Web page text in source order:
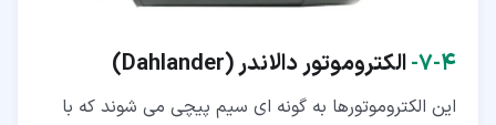
۴‏-‏۷‏- الکتروموتور دالاندر(Dahlander)
این الکتروموتورها به گونه ای سیم پیچی می شوند که با